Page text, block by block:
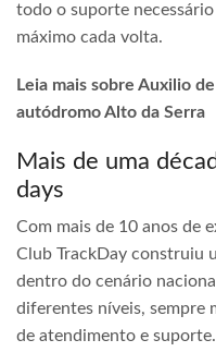
todo o suporte
máximo cada volta.
Leia mais sobre Auxilio
autódromo Alto da Serra
Mais de uma
days
Com mais de 10 anos de
Club TrackDay construiu
dentro do cenário
diferentes níveis, sempre
de atendimento e suporte.